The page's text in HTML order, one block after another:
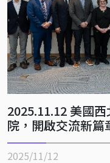
2025.11.12 美國
院，開啟交流新篇
2025/11/12